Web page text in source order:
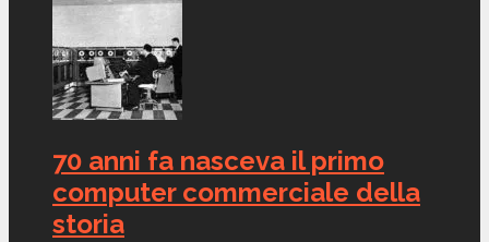
70 anni fa nasceva il primo
computer commerciale della
storia